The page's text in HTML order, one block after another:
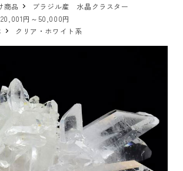
商品
ブラジル産 水晶クラスター
20,001円～50,000円
クリア・ホワイト系